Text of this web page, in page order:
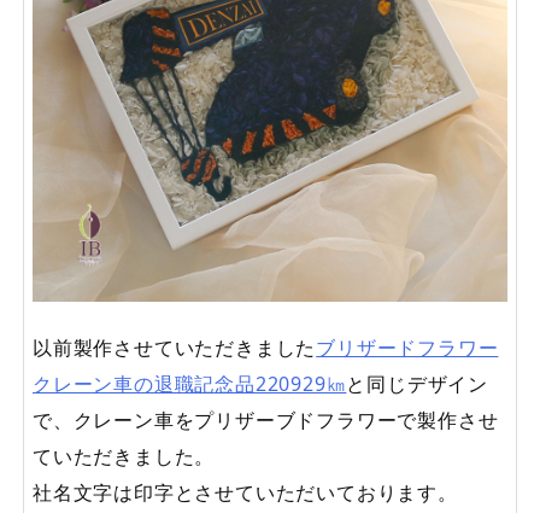
以前製作させていただきましたブリザードフラワー
クレーン車の退職記念品220929㎞と同じデザイン
で、クレーン車をプリザーブドフラワーで製作させ
ていただきました。
社名文字は印字とさせていただいております。